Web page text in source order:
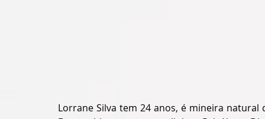
Lorrane Silva tem 24 anos, é mineira